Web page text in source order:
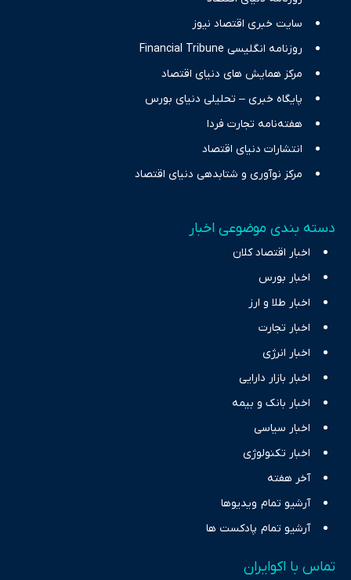
سایت خبری اقتصاد نیوز
روزنامه انگلیسی Financial Tribune
مرکز همایش های دنیای اقتصاد
پایگاه خبری – تحلیلی دنیای بورس
هفته‌نامه تجارت فردا
انتشارات دنیای اقتصاد
مرکز نوآوری و شتابدهی دنیای اقتصاد
دسته بندی موضوعی اخبار
اخبار اقتصاد کلان
اخبار بورس
اخبار طلا و ارز
اخبار تجارت
اخبار انرژی
اخبار بازار دارایی
اخبار بانک و بیمه
اخبار سیاسی
اخبار تکنولوژی
آخر هفته
آرشیو تمام ویدیوها
آرشیو تمام پادکست ها
تماس با اکوایران